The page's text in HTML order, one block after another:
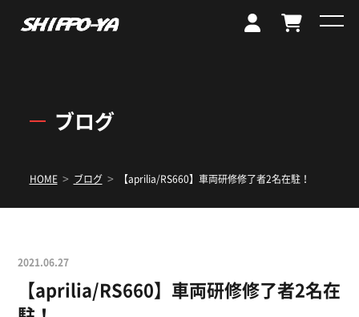
ブログ
HOME > ブログ > 【aprilia/RS660】車両研修修了者2名在駐！
2021.06.27
【aprilia/RS660】車両研修修了者2名在